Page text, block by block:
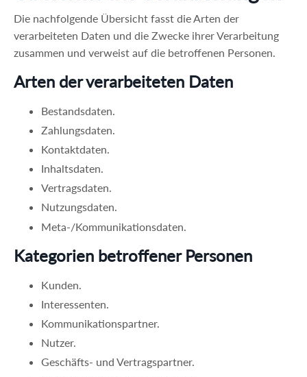
Die nachfolgende Übersicht fasst die Arten der
verarbeiteten Daten und die Zwecke ihrer Verarbeitung
zusammen und verweist auf die betroffenen Personen.
Arten der verarbeiteten Daten
Bestandsdaten.
Zahlungsdaten.
Kontaktdaten.
Inhaltsdaten.
Vertragsdaten.
Nutzungsdaten.
Meta-/Kommunikationsdaten.
Kategorien betroffener Personen
Kunden.
Interessenten.
Kommunikationspartner.
Nutzer.
Geschäfts- und Vertragspartner.